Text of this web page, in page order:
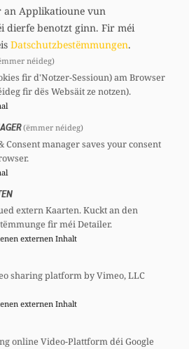
futur.
poser les
à Monsieur le Ministre
peut-il me renseigner
monétaires tokenisés
au Luxembourg jusqu’à
Gouvernement entend-il
cette évolution et
de ces fonds vers notre
la législation existante
doit-elle être
rendre la place
plus
an Applikatioune vun
dierfe benotzt ginn. Fir méi
Datschutzbestëmmungen.
néideg)
fir d'Notzer-Sessioun) am Browser
fir dës Websäit ze notzen).
(ëmmer néideg)
Consent manager saves your consent
extern Kaarten. Kuckt an den
fir méi Detailer.
externen Inhalt
sharing platform by Vimeo, LLC
externen Inhalt
online Video-Plattform déi Google